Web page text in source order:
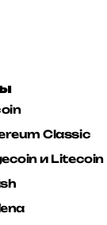
Classic
и Litecoin